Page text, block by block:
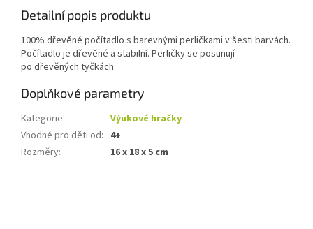
Detailní popis produktu
100% dřevěné počítadlo s barevnými perličkami v šesti barvách.
Počítadlo je dřevěné a stabilní. Perličky se posunují
po dřevěných tyčkách.
Doplňkové parametry
Kategorie:
Výukové hračky
Vhodné pro děti od: 4+
Rozměry: 16 x 18 x 5 cm